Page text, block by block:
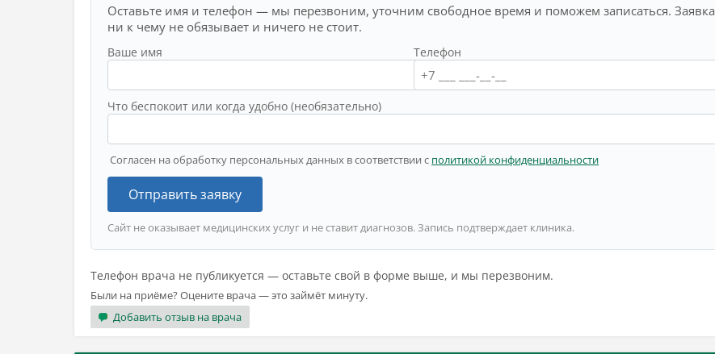
Оставьте имя и телефон — мы перезвоним, уточним свободное время и поможем записаться. Заявка
ни к чему не обязывает и ничего не стоит.
Ваше имя Телефон
Что беспокоит или когда удобно (необязательно)
Согласен на обработку персональных данных в соответствии с политикой конфиденциальности
Отправить заявку
Сайт не оказывает медицинских услуг и не ставит диагнозов. Запись подтверждает клиника.
Телефон врача не публикуется — оставьте свой в форме выше, и мы перезвоним.
Были на приёме? Оцените врача — это займёт минуту.
Добавить отзыв на врача